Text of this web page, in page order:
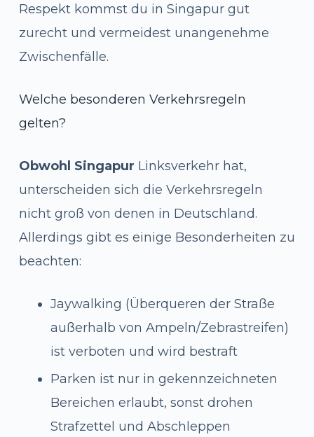
Respekt kommst du in Singapur gut
zurecht und vermeidest unangenehme
Zwischenfälle.
Welche besonderen Verkehrsregeln
gelten?
Obwohl Singapur Linksverkehr hat,
unterscheiden sich die Verkehrsregeln
nicht groß von denen in Deutschland.
Allerdings gibt es einige Besonderheiten zu
beachten:
Jaywalking (Überqueren der Straße
außerhalb von Ampeln/Zebrastreifen)
ist verboten und wird bestraft
Parken ist nur in gekennzeichneten
Bereichen erlaubt, sonst drohen
Strafzettel und Abschleppen